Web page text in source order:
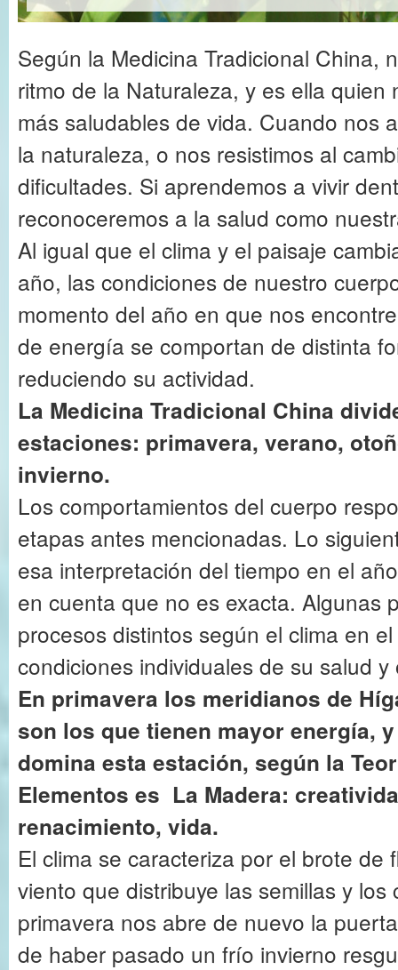
Según la Medicina Tradicional China,
ritmo de la Naturaleza, y es ella quien
más saludables de vida. Cuando nos
la naturaleza, o nos resistimos al
dificultades. Si aprendemos a vivir
reconoceremos a la salud como
Al igual que el clima y el paisaje
año, las condiciones de nuestro
momento del año en que nos
de energía se comportan de distinta
reduciendo su actividad.
La Medicina Tradicional China
estaciones: primavera, verano,
invierno.
Los comportamientos del cuerpo
etapas antes mencionadas. Lo
esa interpretación del tiempo en el
en cuenta que no es exacta. Algunas
procesos distintos según el clima en
condiciones individuales de su salud
En primavera los meridianos de
son los que tienen mayor energía,
domina esta estación, según la
Elementos es La Madera:
renacimiento, vida.
El clima se caracteriza por el brote de
viento que distribuye las semillas y
primavera nos abre de nuevo la
de haber pasado un frío invierno